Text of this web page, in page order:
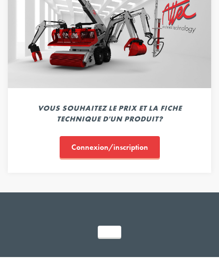
VOUS SOUHAITEZ LE PRIX ET LA FICHE
TECHNIQUE D'UN PRODUIT?
Connexion/inscription